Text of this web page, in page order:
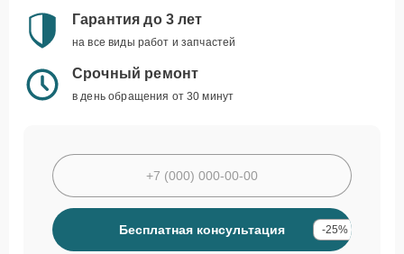
Гарантия до 3 лет
на все виды работ и запчастей
Срочный ремонт
в день обращения от 30 минут
Бесплатная консультация -25%